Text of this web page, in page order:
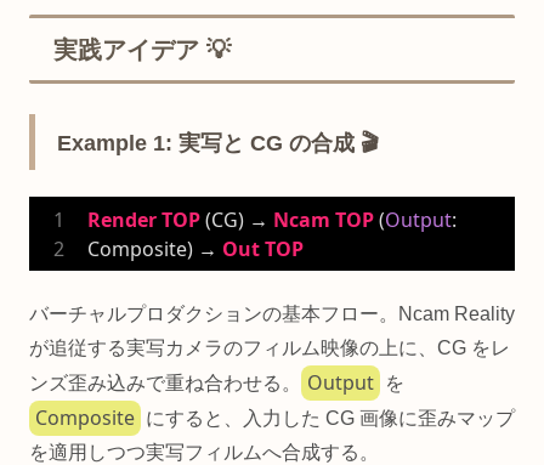
実践アイデア 💡
Example 1: 実写と CG の合成 🎬
RenderTOP (CG) → Ncam TOP (Output:
Composite) → OutTOP
バーチャルプロダクションの基本フロー。Ncam Reality
が追従する実写カメラのフィルム映像の上に、CG をレ
ンズ歪み込みで重ね合わせる。
Output を
Composite
にすると、入力した CG 画像に歪みマップ
を適用しつつ実写フィルムへ合成する。